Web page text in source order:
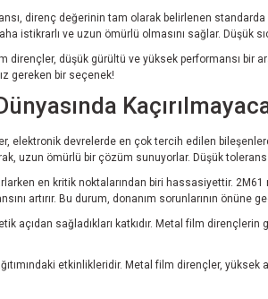
direnç değerinin tam olarak belirlenen
istikrarlı ve uzun ömürlü olmasını sağlar. Düşük
dirençler, düşük gürültü ve yüksek performansı bir
gereken bir seçenek!
elektronik devrelerde en çok tercih edilen
uzun ömürlü bir çözüm sunuyorlar. Düşük
en kritik noktalarından biri hassasiyettir. 2M61
artırır. Bu durum, donanım sorunlarının
açıdan sağladıkları katkıdır. Metal film
etkinlikleridir. Metal film dirençler, yüksek